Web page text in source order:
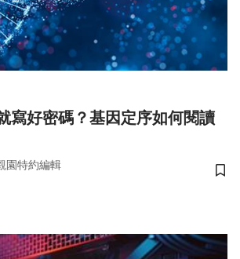
寫好密碼？基因定序如何閱讀
園特約編輯
儲